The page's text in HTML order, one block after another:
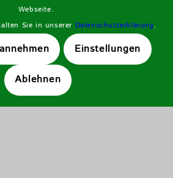
Webseite.
Sie in unserer Datenschutzerklärung.
Einstellungen
Ablehnen